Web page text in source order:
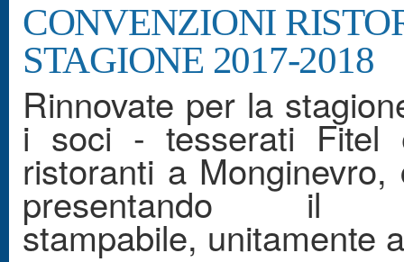
CONVENZIONI
STAGIONE 2017-2018
Rinnovate per la
i soci - tesserati Fitel
ristoranti a
presentando il
stampabile, unitamente